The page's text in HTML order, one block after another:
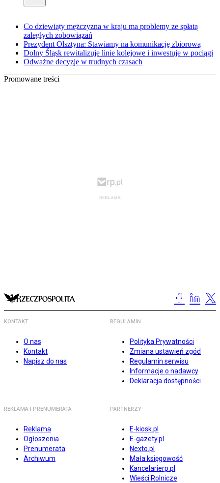
Co dziewiąty mężczyzna w kraju ma problemy ze spłatą
zaległych zobowiązań
Prezydent Olsztyna: Stawiamy na komunikację zbiorową
Dolny Śląsk rewitalizuje linie kolejowe i inwestuje w pociągi
Odważne decyzje w trudnych czasach
Promowane treści
KONTAKT
O nas
Kontakt
Napisz do nas
REGULAMIN
Polityka Prywatności
Zmiana ustawień zgód
Regulamin serwisu
Informacje o nadawcy
Deklaracja dostępności
REKLAMA I PRENUMERATA
Reklama
Ogłoszenia
Prenumerata
Archiwum
PARTNERZY
E-kiosk.pl
E-gazety.pl
Nexto.pl
Mała księgowość
Kancelarierp.pl
Wieści Rolnicze